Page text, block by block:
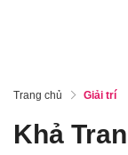
Trang chủ Giải trí
Khả